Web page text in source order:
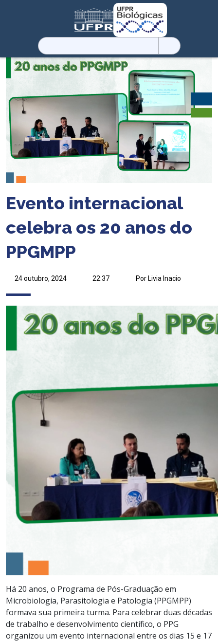
Pesquisar
por:
Evento internacional
celebra os 20 anos do
PPGMPP
24 outubro, 2024 22:37 Por Livia Inacio
Há 20 anos, o Programa de Pós-Graduação em
Microbiologia, Parasitologia e Patologia (PPGMPP)
formava sua primeira turma. Para celebrar duas décadas
de trabalho e desenvolvimento científico, o PPG
organizou um evento internacional entre os dias 15 e 17